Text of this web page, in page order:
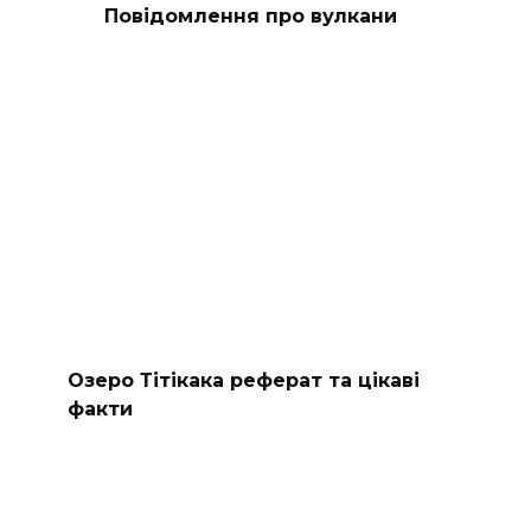
Повідомлення про вулкани
Озеро Тітікака реферат та цікаві
факти